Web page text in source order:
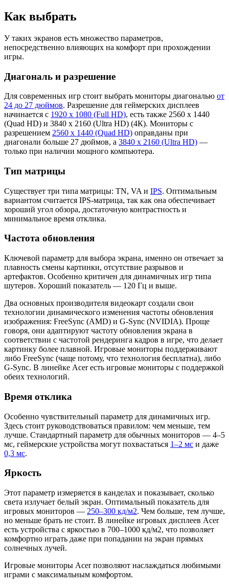
Как выбрать
У таких экранов есть множество параметров,
непосредственно влияющих на комфорт при прохождении
игры.
Диагональ и разрешение
Для современных игр стоит выбрать мониторы диагональю от
24 до 27 дюймов. Разрешение для геймерских дисплеев
начинается с 1920 х 1080 (Full HD), есть также 2560 х 1440
(Quad HD) и 3840 х 2160 (Ultra HD) (4К). Мониторы с
разрешением 2560 х 1440 (Quad HD) оправданы при
диагонали больше 27 дюймов, а 3840 х 2160 (Ultra HD) —
только при наличии мощного компьютера.
Тип матрицы
Существует три типа матрицы: TN, VA и IPS. Оптимальным
вариантом считается IPS-матрица, так как она обеспечивает
хороший угол обзора, достаточную контрастность и
минимальное время отклика.
Частота обновления
Ключевой параметр для выбора экрана, именно он отвечает за
плавность смены картинки, отсутствие разрывов и
артефактов. Особенно критичен для динамичных игр типа
шутеров. Хороший показатель — 120 Гц и выше.
Два основных производителя видеокарт создали свои
технологии динамического изменения частоты обновления
изображения: FreeSync (AMD) и G-Sync (NVIDIA). Проще
говоря, они адаптируют частоту обновления экрана в
соответствии с частотой рендеринга кадров в игре, что делает
картинку более плавной. Игровые мониторы поддерживают
либо FreeSync (чаще потому, что технология бесплатна), либо
G-Sync. В линейке Acer есть игровые мониторы с поддержкой
обеих технологий.
Время отклика
Особенно чувствительный параметр для динамичных игр.
Здесь стоит руководствоваться правилом: чем меньше, тем
лучше. Стандартный параметр для обычных мониторов — 4–5
мс, геймерские устройства могут похвастаться 1–2 мс и даже
0,3 мс.
Яркость
Этот параметр измеряется в канделах и показывает, сколько
света излучает белый экран. Оптимальный показатель для
игровых мониторов — 250–300 кд/м2. Чем больше, тем лучше,
но меньше брать не стоит. В линейке игровых дисплеев Acer
есть устройства с яркостью в 700–1000 кд/м2, что позволяет
комфортно играть даже при попадании на экран прямых
солнечных лучей.
Игровые мониторы Acer позволяют наслаждаться любимыми
играми с максимальным комфортом.